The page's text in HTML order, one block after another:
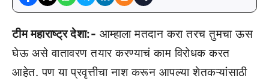
टीम महाराष्ट्र देशा:- आम्हाला मतदान करा तरच तुमचा ऊस
घेऊ असे वातावरण तयार करण्याचं काम विरोधक करत
आहेत. पण या प्रवृत्तीचा नाश करून आपल्या शेतकऱ्यांसाठी